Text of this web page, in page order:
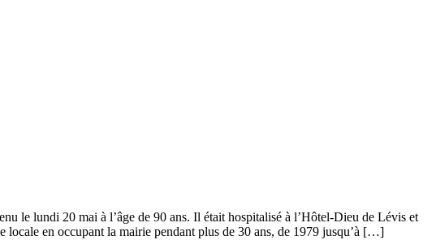
le lundi 20 mai à l’âge de 90 ans. Il était hospitalisé à l’Hôtel-Dieu de Lévis et
en occupant la mairie pendant plus de 30 ans, de 1979 jusqu’à […]